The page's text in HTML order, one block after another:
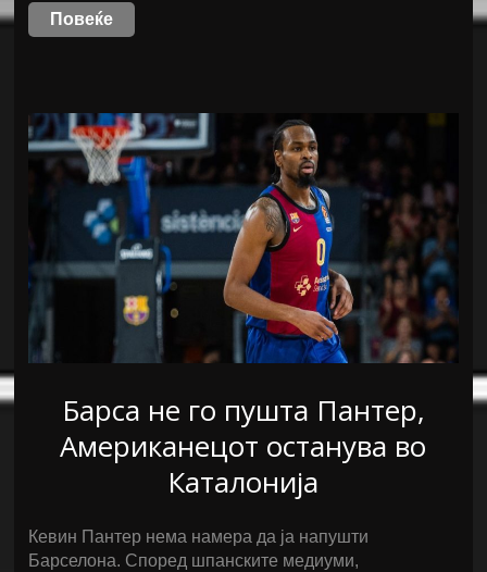
Повеќе
Барса не го пушта Пантер,
Американецот останува во
Каталонија
Кевин Пантер нема намера да ја напушти
Барселона. Според шпанските медиуми,